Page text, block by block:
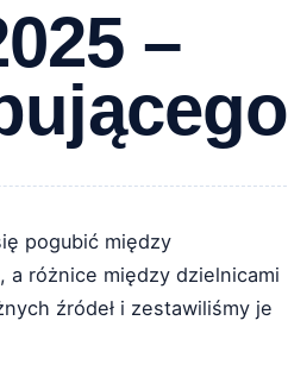
–
pogubić między
a różnice między dzielnicami
źródeł i zestawiliśmy je